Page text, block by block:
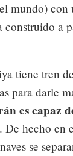
mundo) con
construido a
tiene tren
para darle
es capaz
. De hecho en
se